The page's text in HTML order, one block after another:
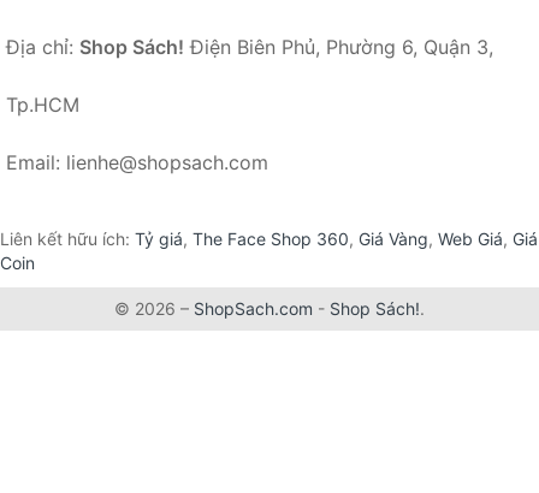
Địa chỉ: Shop Sách! Điện Biên Phủ, Phường 6, Quận 3,
Tp.HCM
Email: lienhe@shopsach.com
Liên kết hữu ích: Tỷ giá, The Face Shop 360, Giá Vàng, Web Giá, Giá
Coin
© 2026 – ShopSach.com - Shop Sách!.